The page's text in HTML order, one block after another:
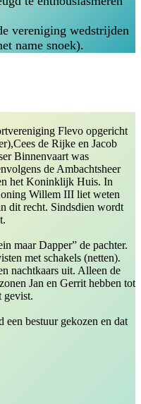
vereniging wedstrijden
name snoek).
Flevo opgericht
de Rijke en Jacob
Binnenvaart was
de Ambachtsheer
het Koninklijk Huis. In
Willem III liet weten
dit recht. Sindsdien wordt
maar Dapper” de pachter.
met schakels (netten).
nachtkaars uit. Alleen de
Jan en Gerrit hebben tot
gevist.
bestuur gekozen en dat